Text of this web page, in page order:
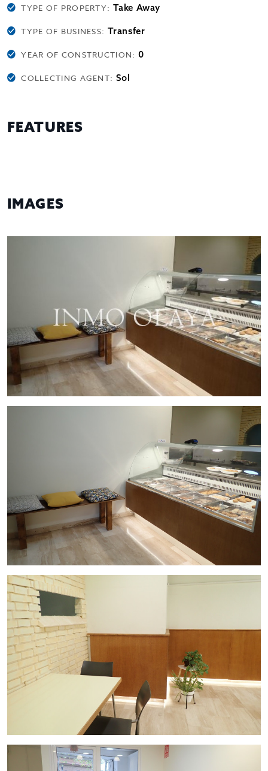
TYPE OF PROPERTY: Take Away
TYPE OF BUSINESS: Transfer
YEAR OF CONSTRUCTION: 0
COLLECTING AGENT: Sol
FEATURES
IMAGES